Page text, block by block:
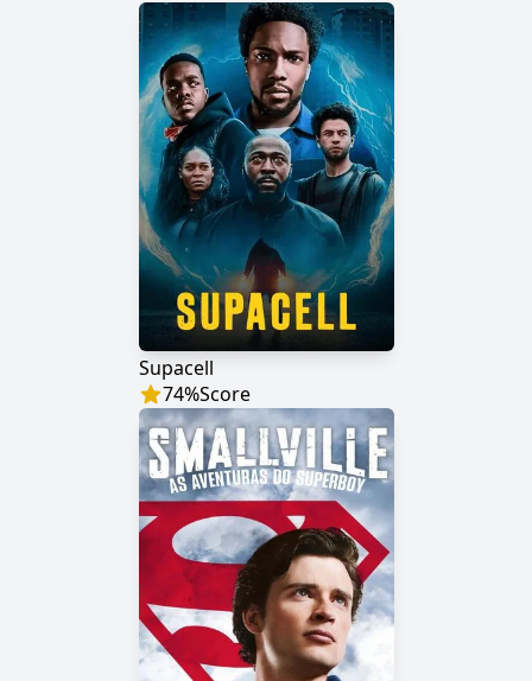
Supacell
74%Score